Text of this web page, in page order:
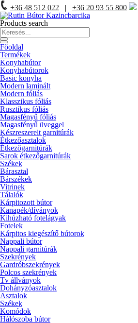
+36 48 512 022 | +36 20 93 55 800
Products search
Főoldal
Termékek
Konyhabútor
Konyhabútorok
Basic konyha
Modern laminált
Modern fóliás
Klasszikus fóliás
Rusztikus fóliás
Magasfényű fóliás
Magasfényű üveggel
Készreszerelt garnitúrák
Étkezőasztalok
Étkezőgarnitúrák
Sarok étkezőgarnitúrák
Székek
Bárasztal
Bárszékek
Vitrinek
Tálalók
Kárpitozott bútor
Kanapék/díványok
Kihúzható fotelágyak
Fotelek
Kárpitos kiegészítő bútorok
Nappali bútor
Nappali garnitúrák
Szekrények
Gardróbszekrények
Polcos szekrények
Tv állványok
Dohányzóasztalok
Asztalok
Székek
Komódok
Hálószoba bútor